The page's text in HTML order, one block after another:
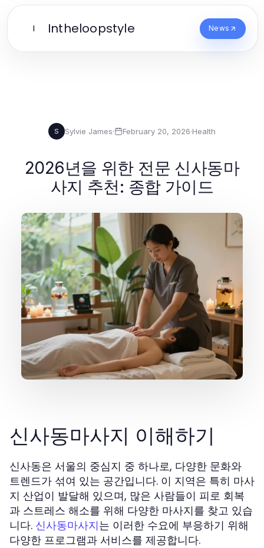
I Intheloopstyle News
S Sylvie James· February 20, 2026·Health
2026년을 위한 전문 신사동마
사지 추천: 종합 가이드
신사동마사지 이해하기
신사동은 서울의 중심지 중 하나로, 다양한 문화와
트렌드가 섞여 있는 공간입니다. 이 지역은 특히 마사
지 산업이 발달해 있으며, 많은 사람들이 피로 회복
과 스트레스 해소를 위해 다양한 마사지를 찾고 있습
니다. 신사동마사지는 이러한 수요에 부응하기 위해
다양한 프로그램과 서비스를 제공합니다.